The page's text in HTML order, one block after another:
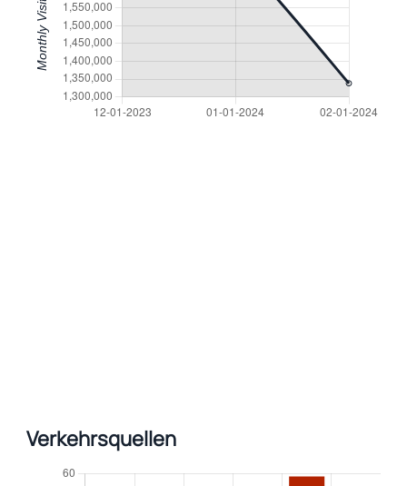
Verkehrsquellen